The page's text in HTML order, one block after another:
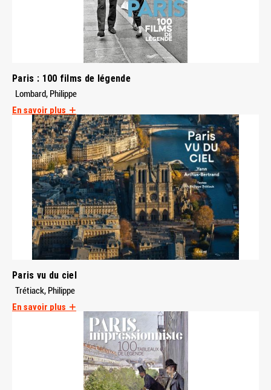
Paris : 100 films de légende
Lombard, Philippe
En savoir plus
Paris vu du ciel
Trétiack, Philippe
En savoir plus